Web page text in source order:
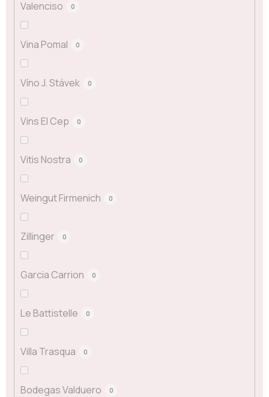
Valenciso 0
Vina Pomal 0
Víno J. Stávek 0
Vins El Cep 0
Vitis Nostra 0
Weingut Firmenich 0
Zillinger 0
Garcia Carrion 0
Le Battistelle 0
Villa Trasqua 0
Bodegas Valduero 0